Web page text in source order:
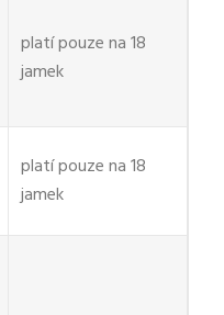
platí pouze na 18
jamek
platí pouze na 18
jamek